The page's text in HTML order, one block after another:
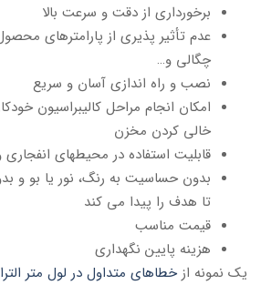
برخورداری از دقت و سرعت بالا
عدم تأثیر پذیری از پارامترهای
چگالی و…
نصب و راه اندازی آسان و سریع
امکان انجام مراحل کالیبراسیون
خالی کردن مخزن
قابلیت استفاده در محیطهای
بدون حساسیت به رنگ، نور یا بو و
تا هدف را پیدا می کند
قیمت مناسب
هزینه پایین نگهداری
یک نمونه از خطاهای متداول در لول متر